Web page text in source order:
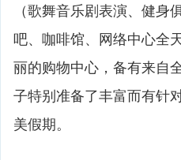
（歌舞音乐剧表演、健
吧、咖啡馆、网络中心全
丽的购物中心，备有来自
子特别准备了丰富而有针
美假期。